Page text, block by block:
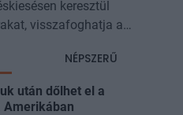
keresztül
visszafoghatja a
is m
NÉPSZERŰ
után dőlhet el a
Amerikában